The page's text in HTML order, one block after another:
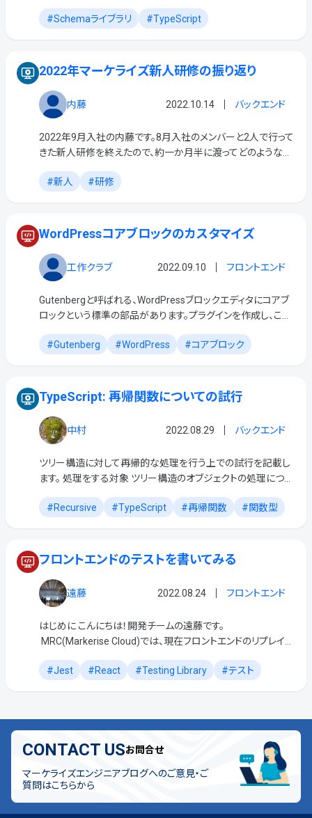
ろ型安全な言語ですが、その […]
Schemaライブラリ TypeScript
2022年マーケライズ新人研修の振り返り
内藤 2022.10.14 バックエンド
2022年9月入社の内藤です。8月入社のメンバーと2人で行って
きた新人研修を終えたので、約一か月半に渡ってどのような新
トロダクション アプリケーションのインス […]
新人 研修
WordPressコアブロックのカスタマイズ
工作クラブ 2022.09.10 フロントエンド
Gutenbergと呼ばれる、WordPressブロックエディタにコアブ
ロックという標準の部品があります。プラグインを作成し、この
しかし、実装方法を調査するものの […]
Gutenberg WordPress コアブロック
TypeScript: 再帰関数についての試行
中村 2022.08.29 バックエンド
ツリー構造に対して再帰的な処理を行う上での試行を記載し
ます。 処理をする対象 ツリー構造のオブジェクトの処理につい
子要素: children を持つノ […]
Recursive TypeScript 再帰関数 関数型
フロントエンドのテストを書いてみる
遠藤 2022.08.24 フロントエンド
はじめに こんにちは！開発チームの遠藤です。
MRC(Markerise Cloud)では、現在フロントエンドのリプレイス
[…] Jest React Testing Library テスト
CONTACT USお問合せ
マーケライズエンジニアブログへのご意見・ご
質問はこちらから